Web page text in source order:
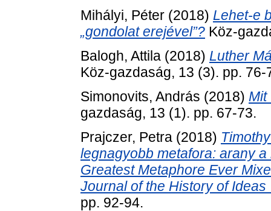
Mihályi, Péter (2018) Lehet-e
„gondolat erejével”? Köz-
Balogh, Attila (2018) Luther
Köz-gazdaság, 13 (3). pp. 76-
Simonovits, András (2018) Mit
gazdaság, 13 (1). pp. 67-73.
Prajczer, Petra (2018)
legnagyobb metafora: arany
Greatest Metaphore Ever
Journal of the History of
pp. 92-94.